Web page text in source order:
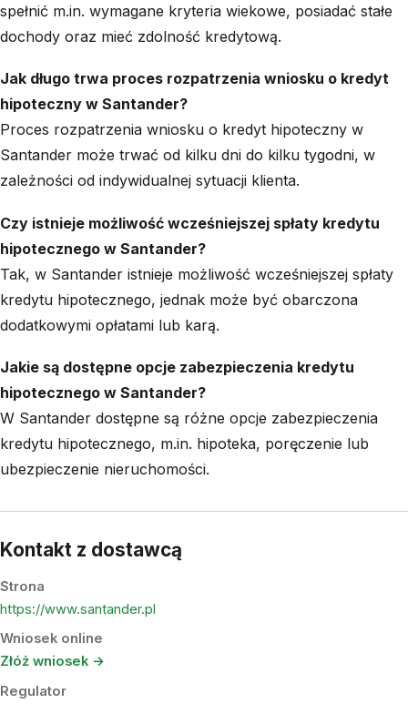
spełnić m.in. wymagane kryteria wiekowe, posiadać stałe
dochody oraz mieć zdolność kredytową.
Jak długo trwa proces rozpatrzenia wniosku o kredyt
hipoteczny w Santander?
Proces rozpatrzenia wniosku o kredyt hipoteczny w
Santander może trwać od kilku dni do kilku tygodni, w
zależności od indywidualnej sytuacji klienta.
Czy istnieje możliwość wcześniejszej spłaty kredytu
hipotecznego w Santander?
Tak, w Santander istnieje możliwość wcześniejszej spłaty
kredytu hipotecznego, jednak może być obarczona
dodatkowymi opłatami lub karą.
Jakie są dostępne opcje zabezpieczenia kredytu
hipotecznego w Santander?
W Santander dostępne są różne opcje zabezpieczenia
kredytu hipotecznego, m.in. hipoteka, poręczenie lub
ubezpieczenie nieruchomości.
Kontakt z dostawcą
Strona
https://www.santander.pl
Wniosek online
Złóż wniosek →
Regulator